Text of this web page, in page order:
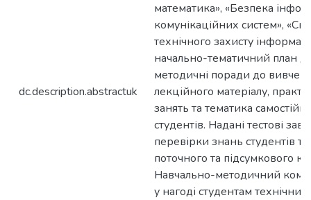
dc.description.abstractuk
математика», «Безпека
комунікаційних систем»,
технічного захисту
начально-тематичний план
методичні поради до
лекційного матеріалу,
занять та тематика
студентів. Надані тестові
перевірки знань студентів та
поточного та підсумкового
Навчально-методичний
у нагоді студентам технічних